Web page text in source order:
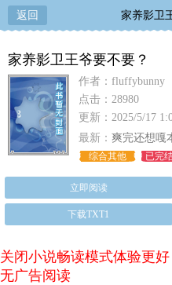
返回 家养影卫
家养影卫王爷要不要？
作者：fluffybunny
点击：28980
更新：2025/5/17
最新： 爽完还想嘎
综合其他 已完
立即阅读
下载TXT1
关闭小说畅读模式体验更好
无广告阅读